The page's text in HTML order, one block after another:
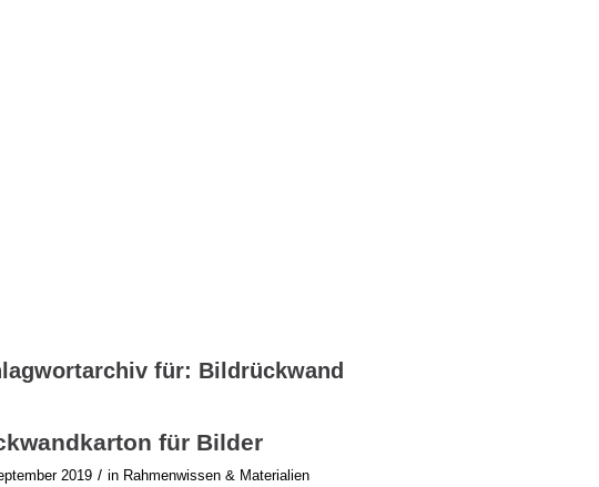
für: Bildrückwand
für Bilder
2019 / in Rahmenwissen & Materialien